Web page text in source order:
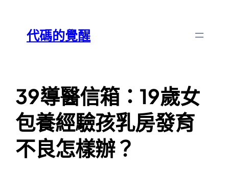
content代碼的覺醒
39導醫信箱：19歲女
包養經驗孩乳房發育
不良怎樣辦？